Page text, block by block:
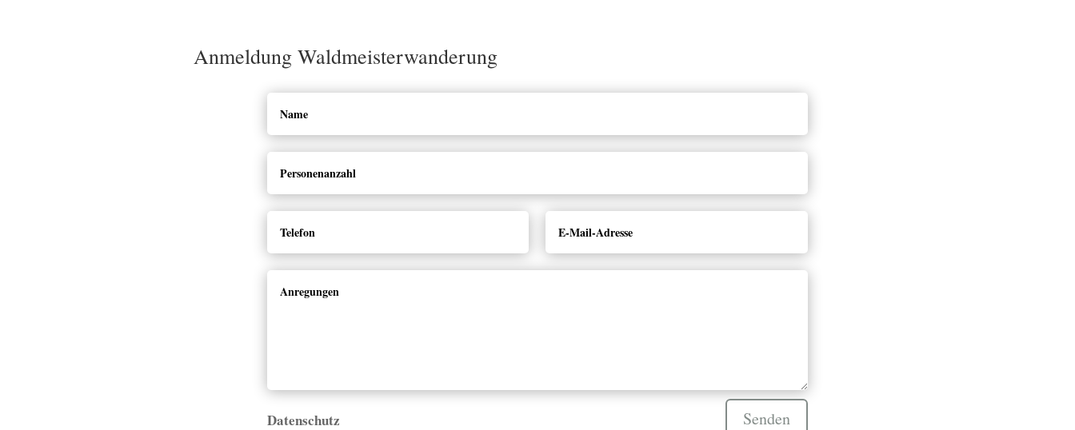
Anmeldung Waldmeisterwanderung
Datenschutz Senden